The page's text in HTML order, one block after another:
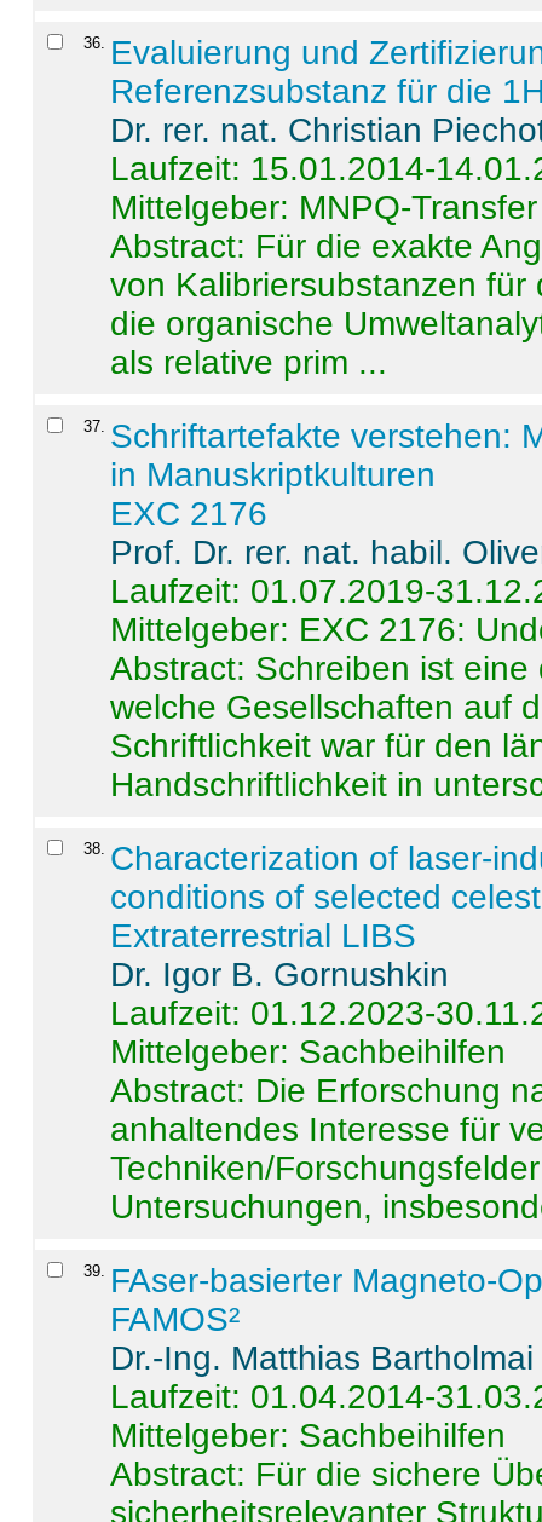
36. Evaluierung und
Referenzsubstanz für die
Dr. rer. nat. Christian
Laufzeit: 15.01.2014-
Mittelgeber: MNPQ-Transfer
Abstract: Für die exakte
von Kalibriersubstanzen
die organische
als relative prim ...
37. Schriftartefakte verstehen:
in Manuskriptkulturen
EXC 2176
Prof. Dr. rer. nat. habil.
Laufzeit: 01.07.2019-
Mittelgeber: EXC 2176:
Abstract: Schreiben ist
welche Gesellschaften auf
Schriftlichkeit war für den
Handschriftlichkeit in
38. Characterization of laser-
conditions of selected
Extraterrestrial LIBS
Dr. Igor B. Gornushkin
Laufzeit: 01.12.2023-
Mittelgeber: Sachbeihilfen
Abstract: Die Erforschung
anhaltendes Interesse für
Techniken/
Untersuchungen,
39. FAser-basierter Magneto-
FAMOS²
Dr.-Ing. Matthias Bartholmai
Laufzeit: 01.04.2014-
Mittelgeber: Sachbeihilfen
Abstract: Für die sichere
sicherheitsrelevanter